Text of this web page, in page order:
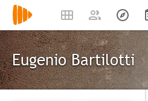
Eugenio Bartilotti